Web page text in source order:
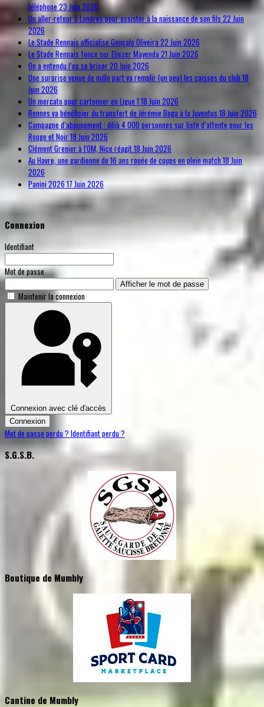
téléphone23 Juin 2026
Un aller-retour à Londres pour assister à la naissance de son fils22 Juin
2026
Le Stade Rennais officialise Gonçalo Oliveira 22 Juin 2026
Le Stade Rennais fonce sur Eliezer Mayenda 21 Juin 2026
On a entendu l’os se briser20 Juin 2026
Une surprise venue de nulle part va remplir (un peu) les caisses du club 18
Juin 2026
Un mercato pour cartonner en Ligue 1 18 Juin 2026
Rennes va bénéficier du transfert de Jérémie Boga à la Juventus 18 Juin 2026
Campagne d’abonnement : déjà 4 000 personnes sur liste d’attente pour les
Rouge et Noir18 Juin 2026
Clément Grenier à l'OM, Nice réagit18 Juin 2026
Au Havre, une gardienne de 16 ans rouée de coups en plein match18 Juin
2026
Panini 202617 Juin 2026
Connexion
Identifiant
Mot de passe
Afficher le mot de passe
Maintenir la connexion
Connexion avec clé d'accès
Connexion
Mot de passe perdu ? Identifiant perdu ?
S.G.S.B.
Boutique de Mumbly
Cantine de Mumbly